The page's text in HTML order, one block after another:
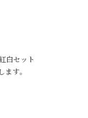
白セット
す。